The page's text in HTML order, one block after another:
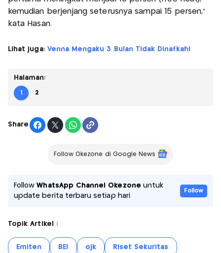
kemudian berjenjang seterusnya sampai 15 persen,"
kata Hasan.
Lihat juga: Venna Mengaku 3 Bulan Tidak Dinafkahi
Halaman:
1 2
Share
Follow Okezone di Google News
FollowWhatsApp Channel Okezone untuk
update berita terbaru setiap hari
Follow
Topik Artikel :
Emiten BEI ojk Riset Sekuritas